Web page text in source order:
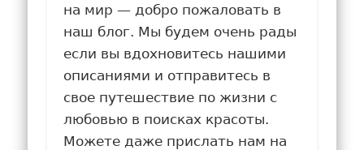
на мир — добро пожаловать в
наш блог. Мы будем очень рады
если вы вдохновитесь нашими
описаниями и отправитесь в
свое путешествие по жизни с
любовью в поисках красоты.
Можете даже прислать нам на